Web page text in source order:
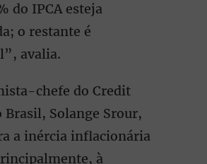
do IPCA esteja
o restante é
avalia.
chefe do Credit
Brasil, Solange Srour,
a inércia inflacionária
à